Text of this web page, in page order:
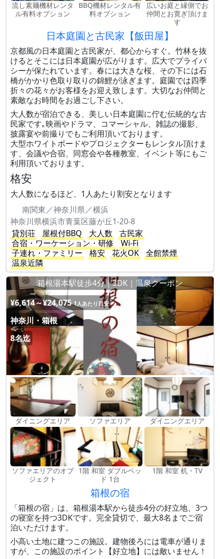
流し素麺機材レンタ
ル有料オプション
BBQ機材レンタル有
料オプション
広いお庭と縁側でお
仲間とお寛ぎ頂けま
す
日本庭園と古民家【飯田屋】
京都風の日本庭園と古民家が、都心からすぐ。竹林を抜
けるとそこには日本庭園が広がります。広大でプライバ
シーが保たれています。春には大きな桜、その下には石
橋がかかり色取り取りの錦鯉が泳ぎます。庭園では四季
折々の花々がお客様をお迎え致します。大切なお仲間と
素敵なお時間をお過ごし下さい。
大人数が宿泊できる、美しい日本庭園に佇む伝統的な古
民家です｡映画やドラマ、コマーシャル、雑誌の撮影、
披露宴や前撮りでもご利用頂いております。
大型ホワイトボードやプロジェクターもレンタル頂けま
す、会議や合宿、同窓会や各種教室、イベント等にもご
利用頂いております。
格安
大人数になるほど、1人あたり割安となります
南関東／神奈川県／横浜
神奈川県横浜市青葉区藤が丘1-20-8
貸別荘
屋根付BBQ 大人数
古民家
合宿・ワーケーション・研修
Wi-Fi
子連れ・ファミリー
格安 花火OK
全館禁煙
温泉近隣
箱根湯本駅徒歩4分｜3DK｜温泉クーポン
¥6,614～¥24,075 1人あたり目安
神奈川・箱根
8名迄
ダイニングエリア ソファエリア ダイニングエリア
ソファエリアのオブ
ジェクト
1階 和室 ダブルベッ
ド 1台
1階 和室 机・TV
箱根の宿
「箱根の宿」は、箱根湯本駅から徒歩4分の好立地、3つ
の寝室を持つ3DKです。完全貸切で、最大8名までご宿
泊いただけます。
小高い土地に建つこの施設。建物後ろには電車が通りま
すが、この施設のポイント【好立地】には敵いません！